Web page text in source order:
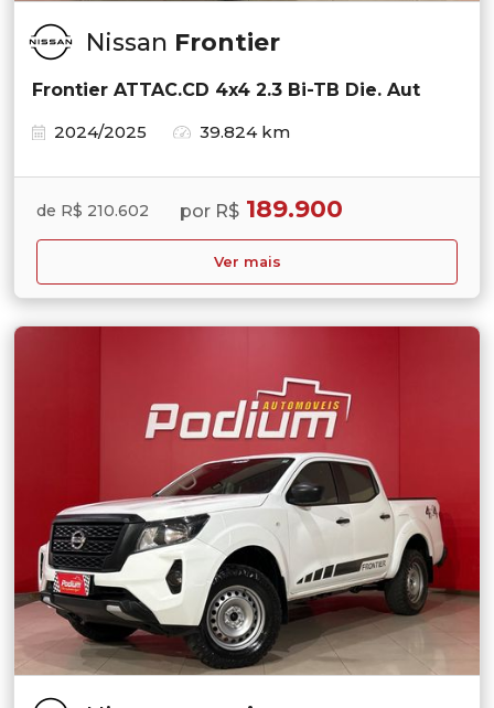
Nissan Frontier
Frontier ATTAC.CD 4x4 2.3 Bi-TB Die. Aut
2024/2025
39.824 km
de R$ 210.602 por R$ 189.900
Ver mais